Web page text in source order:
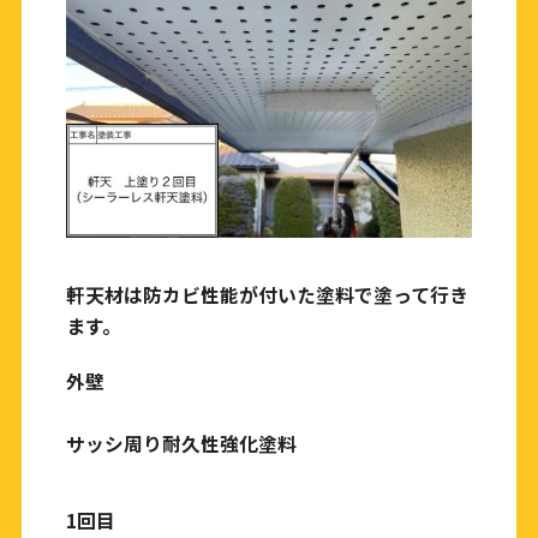
軒天材は防カビ性能が付いた塗料で塗って行き
ます。
外壁
サッシ周り耐久性強化塗料
1回目